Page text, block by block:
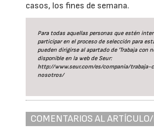
casos, los fines de semana.
Para todas aquellas personas que estén
participar en el proceso de selección para
pueden dirigirse al apartado de 'Trabaja con
disponible en la web de Seur:
http://www.seur.com/es/compania/trabaja-
nosotros/
COMENTARIOS AL